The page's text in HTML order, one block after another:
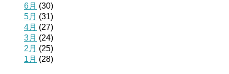
6月 (30)
5月 (31)
4月 (27)
3月 (24)
2月 (25)
1月 (28)